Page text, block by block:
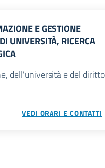
E GESTIONE
UNIVERSITÀ, RICERCA
dell'università e del diritto
VEDI ORARI E CONTATTI